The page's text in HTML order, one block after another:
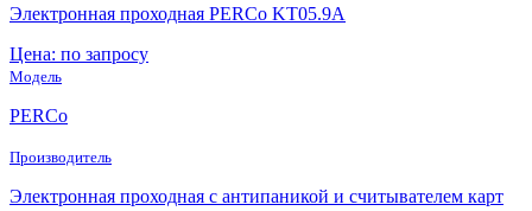
Электронная проходная PERCo KT05.9A
Цена: по запросу
Модель
PERCo
Производитель
Электронная проходная с антипаникой и считывателем карт